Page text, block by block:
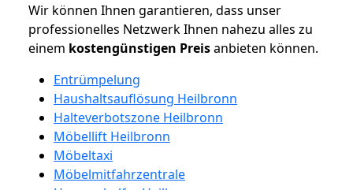
Wir können Ihnen garantieren, dass unser
professionelles Netzwerk Ihnen nahezu alles zu
einem kostengünstigen Preisanbieten können.
Entrümpelung
Haushaltsauflösung Heilbronn
Halteverbotszone Heilbronn
Möbellift Heilbronn
Möbeltaxi
Möbelmitfahrzentrale